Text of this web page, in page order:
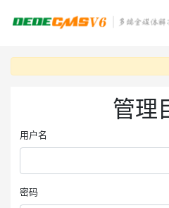
管理
用户名
密码